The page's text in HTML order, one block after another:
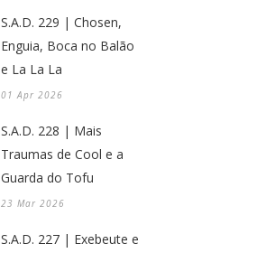
S.A.D. 229 | Chosen,
Enguia, Boca no Balão
e La La La
01 Apr 2026
S.A.D. 228 | Mais
Traumas de Cool e a
Guarda do Tofu
23 Mar 2026
S.A.D. 227 | Exebeute e